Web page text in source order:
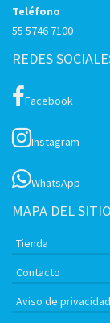
Teléfono
55 5746 7100
REDES
Facebook
Instagram
WhatsApp
MAPA DEL SITIO
Tienda
Contacto
Aviso de